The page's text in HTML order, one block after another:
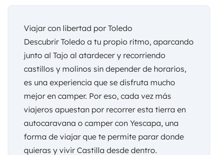
Viajar con libertad por Toledo
Descubrir Toledo a tu propio ritmo, aparcando
junto al Tajo al atardecer y recorriendo
castillos y molinos sin depender de horarios,
es una experiencia que se disfruta mucho
mejor en camper. Por eso, cada vez más
viajeros apuestan por recorrer esta tierra en
autocaravana o camper con Yescapa, una
forma de viajar que te permite parar donde
quieras y vivir Castilla desde dentro.